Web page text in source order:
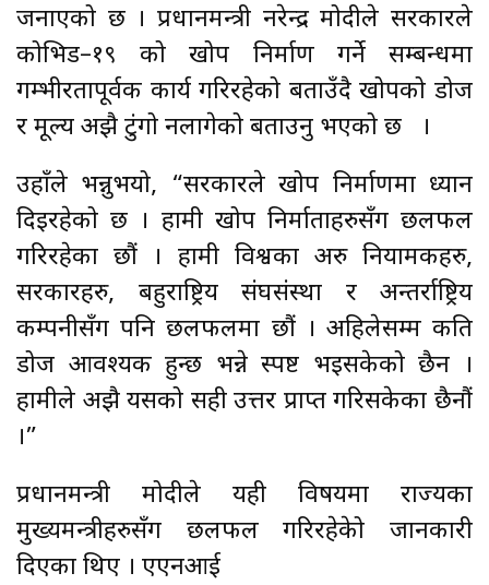
जनाएको छ । प्रधानमन्त्री नरेन्द्र मोदीले सरकारले
कोभिड–१९ को खोप निर्माण गर्ने सम्बन्धमा
गम्भीरतापूर्वक कार्य गरिरहेको बताउँदै खोपको डोज
र मूल्य अझै टुंगो नलागेको बताउनु भएको छ ।
उहाँले भन्नुभयो, “सरकारले खोप निर्माणमा ध्यान
दिइरहेको छ । हामी खोप निर्माताहरुसँग छलफल
गरिरहेका छौं । हामी विश्वका अरु नियामकहरु,
सरकारहरु, बहुराष्ट्रिय संघसंस्था र अन्तर्राष्ट्रिय
कम्पनीसँग पनि छलफलमा छौं । अहिलेसम्म कति
डोज आवश्यक हुन्छ भन्ने स्पष्ट भइसकेको छैन ।
हामीले अझै यसको सही उत्तर प्राप्त गरिसकेका छैनौं
।”
प्रधानमन्त्री मोदीले यही विषयमा राज्यका
मुख्यमन्त्रीहरुसँग छलफल गरिरहेकेो जानकारी
दिएका थिए । एएनआई